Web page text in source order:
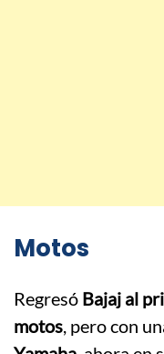
Motos
Regresó Bajaj al
motos, pero con